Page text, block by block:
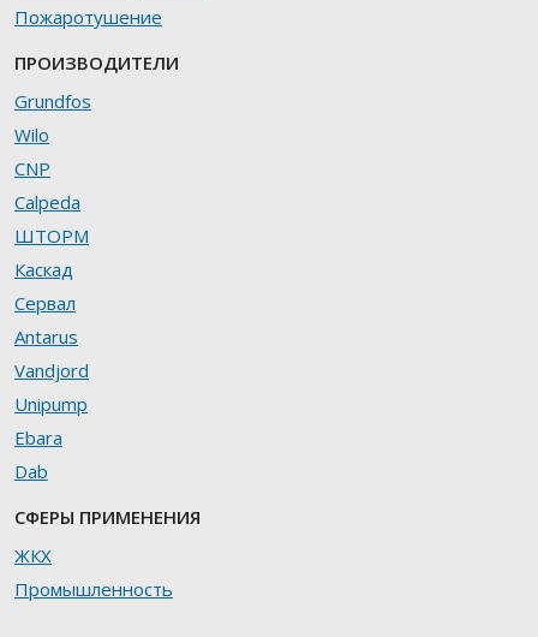
Пожаротушение
ПРОИЗВОДИТЕЛИ
Grundfos
Wilo
CNP
Calpeda
ШТОРМ
Каскад
Сервал
Antarus
Vandjord
Unipump
Ebara
Dab
СФЕРЫ ПРИМЕНЕНИЯ
ЖКХ
Промышленность